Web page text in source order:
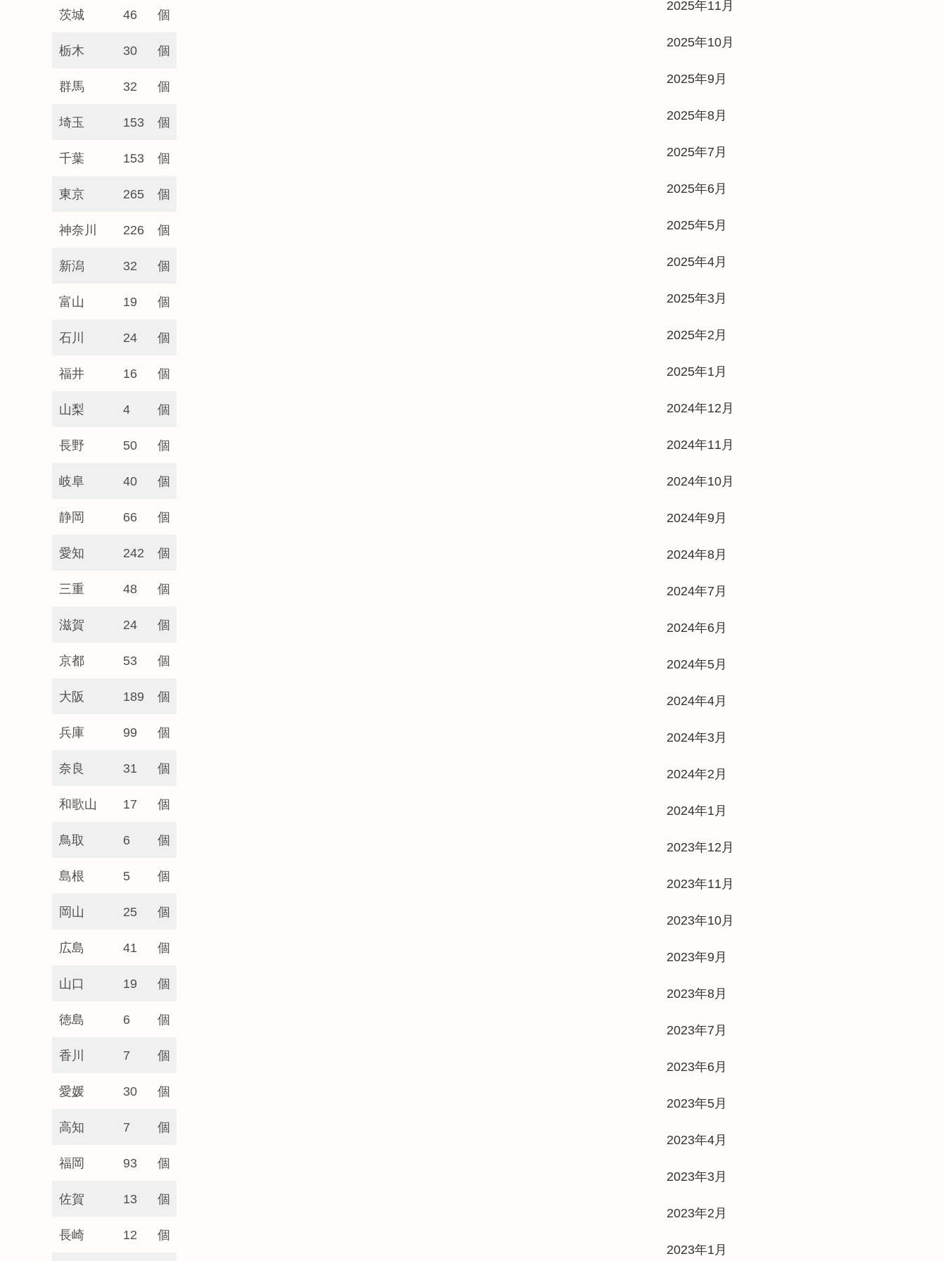
茨城 46 個
栃木 30 個
群馬 32 個
埼玉 153 個
千葉 153 個
東京 265 個
神奈川 226 個
新潟 32 個
富山 19 個
石川 24 個
福井 16 個
山梨 4 個
長野 50 個
岐阜 40 個
静岡 66 個
愛知 242 個
三重 48 個
滋賀 24 個
京都 53 個
大阪 189 個
兵庫 99 個
奈良 31 個
和歌山 17 個
鳥取 6 個
島根 5 個
岡山 25 個
広島 41 個
山口 19 個
徳島 6 個
香川 7 個
愛媛 30 個
高知 7 個
福岡 93 個
佐賀 13 個
長崎 12 個
2025年11月
2025年10月
2025年9月
2025年8月
2025年7月
2025年6月
2025年5月
2025年4月
2025年3月
2025年2月
2025年1月
2024年12月
2024年11月
2024年10月
2024年9月
2024年8月
2024年7月
2024年6月
2024年5月
2024年4月
2024年3月
2024年2月
2024年1月
2023年12月
2023年11月
2023年10月
2023年9月
2023年8月
2023年7月
2023年6月
2023年5月
2023年4月
2023年3月
2023年2月
2023年1月